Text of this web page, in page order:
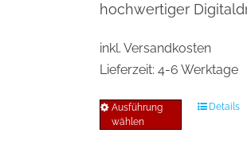
hochwertiger
inkl. Versandkosten
Lieferzeit: 4-6 Werktage
Ausführung
wählen
Dieses
Details